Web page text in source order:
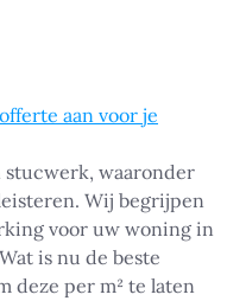
stucwerk, waaronder
Wij begrijpen
voor uw woning in
is nu de beste
deze per m² te laten